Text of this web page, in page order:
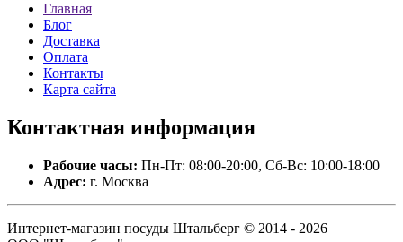
Главная
Блог
Доставка
Оплата
Контакты
Карта сайта
Контактная информация
Рабочие часы: Пн-Пт: 08:00-20:00, Сб-Вс: 10:00-18:00
Адрес: г. Москва
Интернет-магазин посуды Штальберг © 2014 - 2026